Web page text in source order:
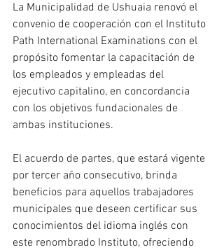
La Municipalidad de Ushuaia renovó el
convenio de cooperación con el Instituto
Path International Examinations con el
propósito fomentar la capacitación de
los empleados y empleadas del
ejecutivo capitalino, en concordancia
con los objetivos fundacionales de
ambas instituciones.
El acuerdo de partes, que estará vigente
por tercer año consecutivo, brinda
beneficios para aquellos trabajadores
municipales que deseen certificar sus
conocimientos del idioma inglés con
este renombrado Instituto, ofreciendo